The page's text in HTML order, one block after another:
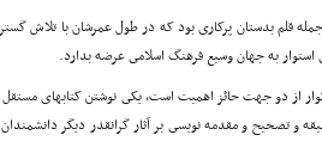
قلم بدستان پرکارى بود که در طول عمرشان با تلاش
استوار به جهان وسیع فرهنگ اسلامى عرضه بدارد.
از دو جهت حائز اهمیت است، یکى نوشتن کتابهاى
و تصحیح و مقدمه نویسى بر آثار گرانقدر دیگر